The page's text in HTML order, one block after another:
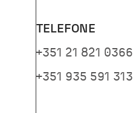
TELEFONE
+351 21 821 0366
+351 935 591 313